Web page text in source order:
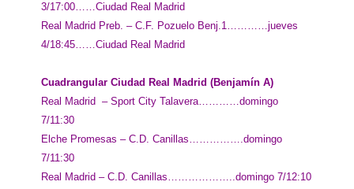
3/17:00……Ciudad Real Madrid
Real Madrid Preb. – C.F. Pozuelo Benj.1…………jueves
4/18:45……Ciudad Real Madrid
Cuadrangular Ciudad Real Madrid (Benjamín A)
Real Madrid – Sport City Talavera…………domingo
7/11:30
Elche Promesas – C.D. Canillas…………….domingo
7/11:30
Real Madrid – C.D. Canillas………………..domingo 7/12:10